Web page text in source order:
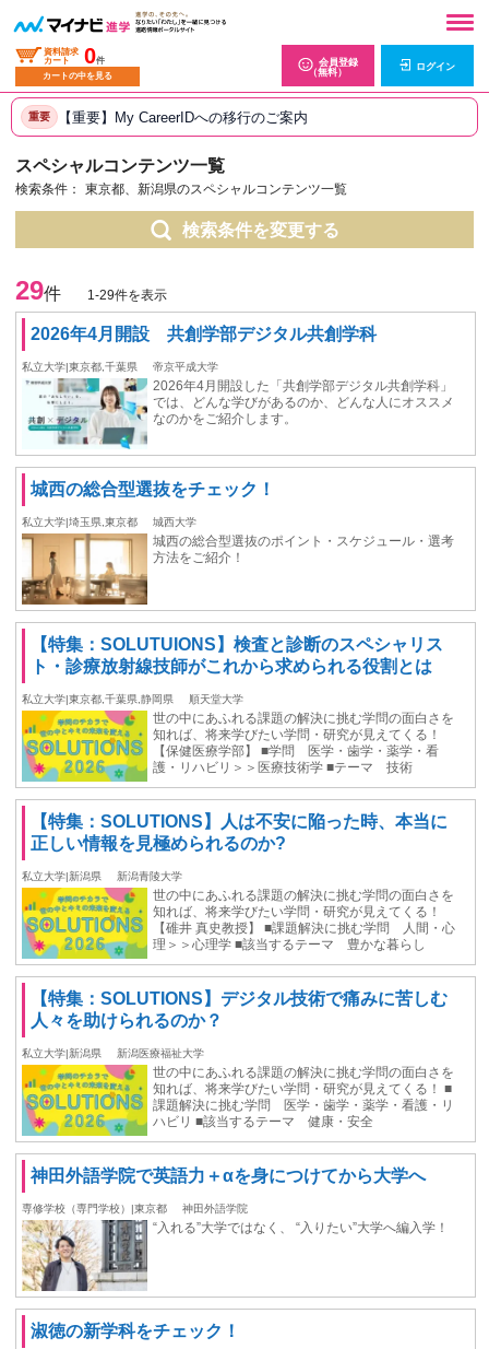
資料請求
カート
0件
カートの中を見る
会員登録
（無料）
ログイン
重要 【重要】My CareerIDへの移行のご案内
スペシャルコンテンツ一覧
検索条件： 東京都、新潟県のスペシャルコンテンツ一覧
検索条件を変更する
29件 1-29件を表示
2026年4月開設 共創学部デジタル共創学科
私立大学|東京都,千葉県 帝京平成大学
2026年4月開設した「共創学部デジタル共創学科」
では、どんな学びがあるのか、どんな人にオススメ
なのかをご紹介します。
城西の総合型選抜をチェック！
私立大学|埼玉県,東京都 城西大学
城西の総合型選抜のポイント・スケジュール・選考
方法をご紹介！
【特集：SOLUTUIONS】検査と診断のスペシャリス
ト・診療放射線技師がこれから求められる役割とは
私立大学|東京都,千葉県,静岡県 順天堂大学
世の中にあふれる課題の解決に挑む学問の面白さを
知れば、将来学びたい学問・研究が見えてくる！
【保健医療学部】 ■学問 医学・歯学・薬学・看
護・リハビリ＞＞医療技術学 ■テーマ 技術
【特集：SOLUTIONS】⼈は不安に陥った時、本当に
正しい情報を⾒極められるのか?
私立大学|新潟県 新潟青陵大学
世の中にあふれる課題の解決に挑む学問の面白さを
知れば、将来学びたい学問・研究が見えてくる！
【碓井 真史教授】 ■課題解決に挑む学問 人間・心
理＞＞心理学 ■該当するテーマ 豊かな暮らし
【特集：SOLUTIONS】デジタル技術で痛みに苦しむ
人々を助けられるのか？
私立大学|新潟県 新潟医療福祉大学
世の中にあふれる課題の解決に挑む学問の面白さを
知れば、将来学びたい学問・研究が見えてくる！ ■
課題解決に挑む学問 医学・歯学・薬学・看護・リ
ハビリ ■該当するテーマ 健康・安全
神田外語学院で英語力＋αを身につけてから大学へ
専修学校（専門学校）|東京都 神田外語学院
“入れる”大学ではなく、 “入りたい”大学へ編入学！
淑徳の新学科をチェック！